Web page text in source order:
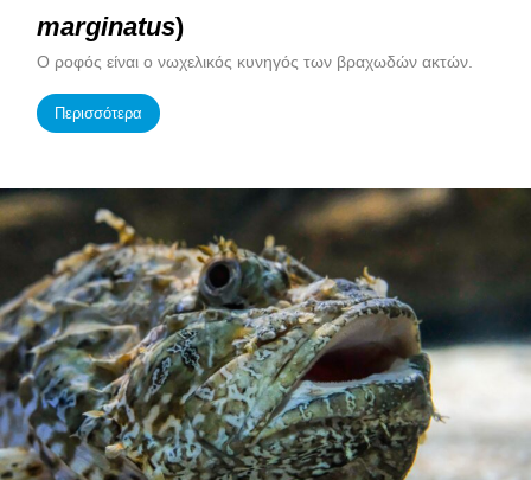
marginatus)
O ροφός είναι ο νωχελικός κυνηγός των βραχωδών ακτών.
Περισσότερα